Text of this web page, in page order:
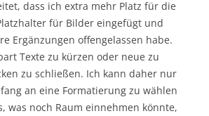
dass ich extra mehr Platz für die
für Bilder eingefügt und
Ergänzungen offengelassen habe.
Texte zu kürzen oder neue zu
zu schließen. Ich kann daher nur
an eine Formatierung zu wählen
was noch Raum einnehmen könnte,